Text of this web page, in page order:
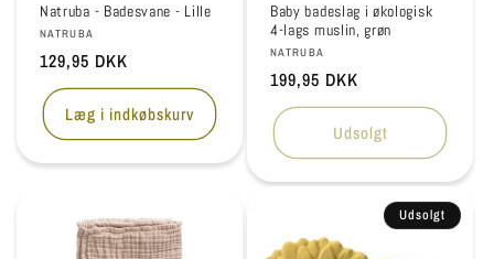
Natruba - Badesvane - Lille
Forhandler:
NATRUBA
Normalpris
129,95 DKK
Læg i indkøbskurv
Baby badeslag i økologisk
4-lags muslin, grøn
Forhandler:
NATRUBA
Normalpris
199,95 DKK
Udsolgt
Udsolgt